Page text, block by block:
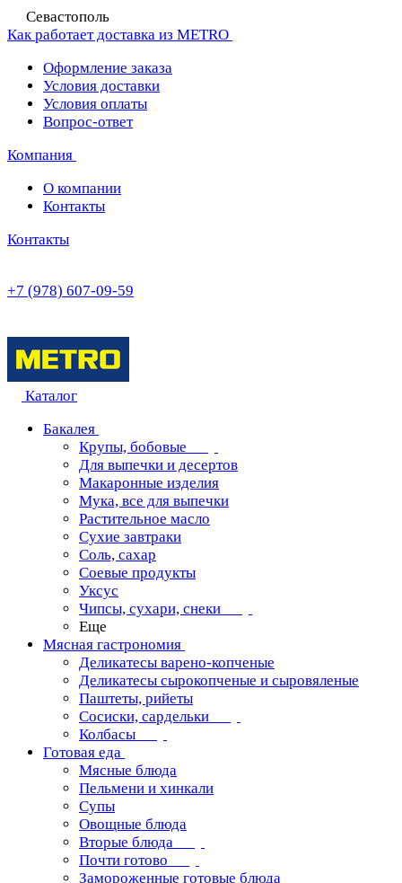
Севастополь
Как работает доставка из METRO
Оформление заказа
Условия доставки
Условия оплаты
Вопрос-ответ
Компания
О компании
Контакты
Контакты
+7 (978) 607-09-59
Каталог
Бакалея
Крупы, бобовые
Для выпечки и десертов
Макаронные изделия
Мука, все для выпечки
Растительное масло
Сухие завтраки
Соль, сахар
Соевые продукты
Уксус
Чипсы, сухари, снеки
Еще
Мясная гастрономия
Деликатесы варено-копченые
Деликатесы сырокопченые и сыровяленые
Паштеты, рийеты
Сосиски, сардельки
Колбасы
Готовая еда
Мясные блюда
Пельмени и хинкали
Супы
Овощные блюда
Вторые блюда
Почти готово
Замороженные готовые блюда